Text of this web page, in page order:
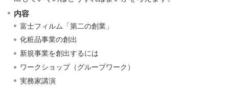
内容
富士フィルム「第二の創業」
化粧品事業の創出
新規事業を創出するには
ワークショップ（グループワーク）
実務家講演